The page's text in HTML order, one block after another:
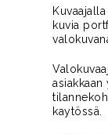
kuvia
kaytössä.